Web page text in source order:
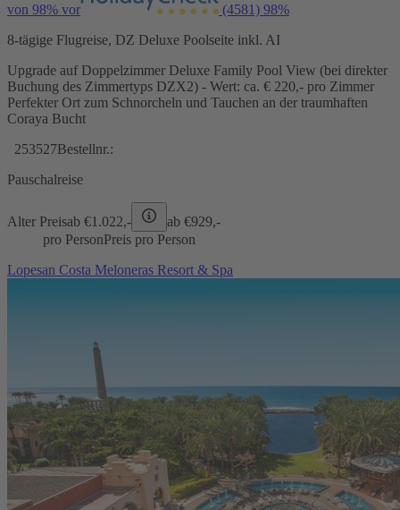
von 98% vor (4581) 98%
8-tägige Flugreise, DZ Deluxe Poolseite inkl. AI
Upgrade auf Doppelzimmer Deluxe Family Pool View (bei direkter
Buchung des Zimmertyps DZX2) - Wert: ca. € 220,- pro Zimmer
Perfekter Ort zum Schnorcheln und Tauchen an der traumhaften
Coraya Bucht
253527Bestellnr.:
Pauschalreise
Alter Preisab €1.022,- ab €929,-
pro PersonPreis pro Person
Lopesan Costa Meloneras Resort & Spa